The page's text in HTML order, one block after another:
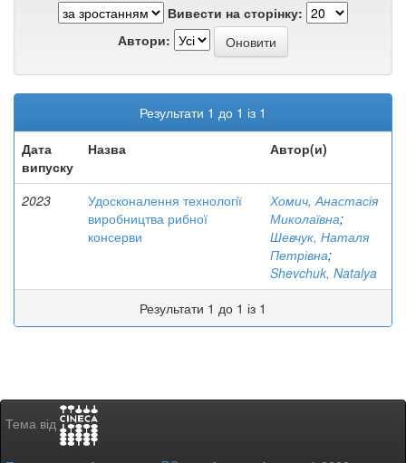
Вивести на сторінку:
Автори:
Результати 1 до 1 із 1
Дата
випуску
Назва Автор(и)
2023
Удосконалення технології
виробництва рибної
консерви
Хомич, Анастасія
Миколаївна;
Шевчук, Наталя
Петрівна;
Shevchuk, Natalya
Результати 1 до 1 із 1
Тема від